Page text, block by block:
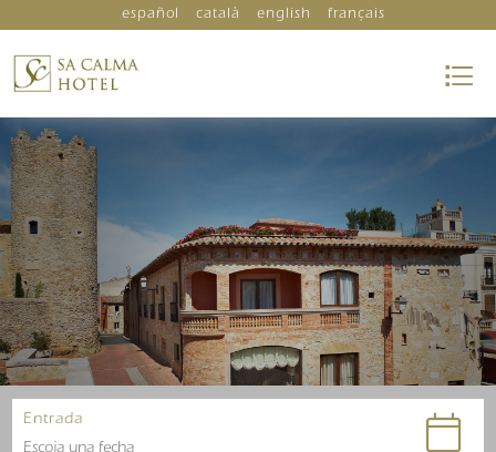
español català english français
Entrada